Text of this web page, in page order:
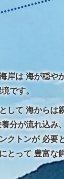
岸は 海が穏や
です。
して 海からは
分が流れ込み、
クトンが必要
とって 豊富な